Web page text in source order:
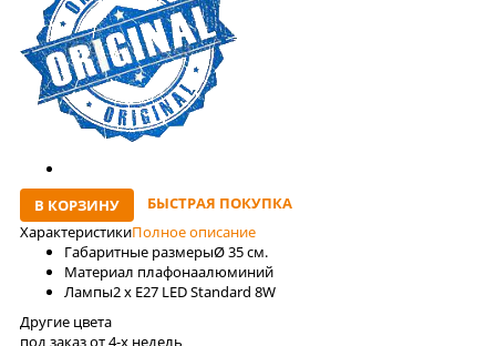
В КОРЗИНУ
БЫСТРАЯ ПОКУПКА
ХарактеристикиПолное описание
Габаритные размерыØ 35 см.
Материал плафонаалюминий
Лaмпы2 x E27 LED Standard 8W
Другие цвета
под заказ от 4-x недель